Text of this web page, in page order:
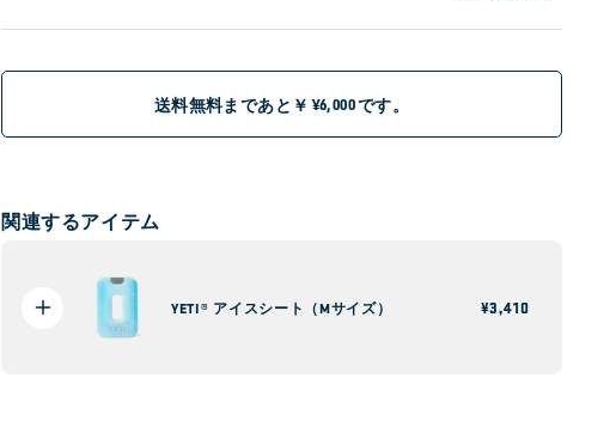
送料無料まであと￥ ¥6,000です。
関連するアイテム
YETI® アイスシート（Mサイズ） 通
¥3,410